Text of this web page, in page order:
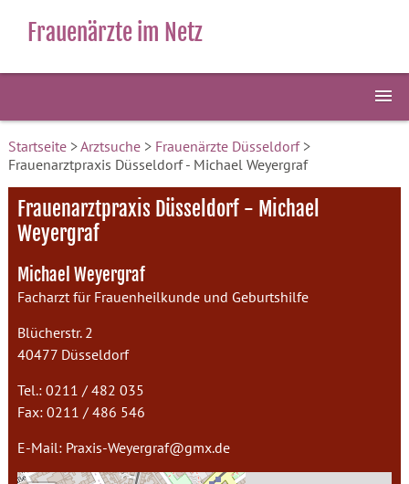
Frauenärzte im Netz
Startseite>Arztsuche> Frauenärzte Düsseldorf>
Frauenarztpraxis Düsseldorf - Michael Weyergraf
Frauenarztpraxis Düsseldorf - Michael
Weyergraf
Michael Weyergraf
Facharzt für Frauenheilkunde und Geburtshilfe
Blücherstr. 2
40477 Düsseldorf
Tel.: 0211 / 482 035
Fax: 0211 / 486 546
E-Mail: Praxis-Weyergraf@gmx.de